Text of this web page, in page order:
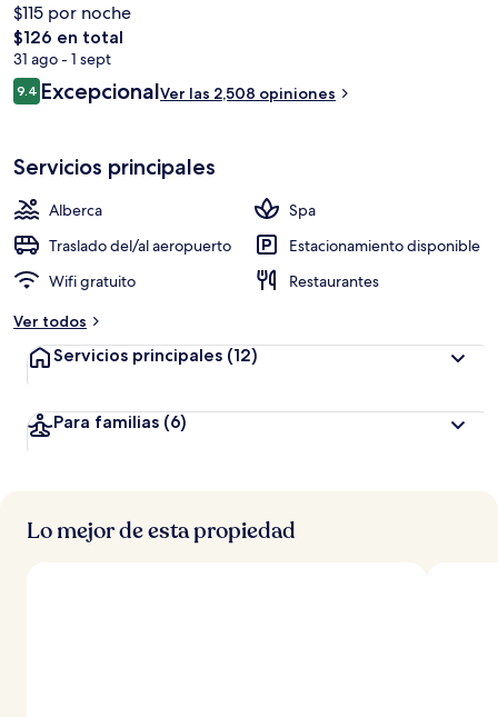
porque está a una corta distancia a pie de algunas opciones de
transporte público: Estación de metro de Osaka Business Park está a
4 minutos y Estación de metro Ōsakajōkōen está a 5 minutos.
$115 por noche
El
precio
total
es
$126 en total
31 ago - 1 sept
Opiniones
9.49.4 de 10,
ExcepcionalVer las 2,508 opiniones
Servicios principales
Alberca
Spa
Traslado del/al aeropuerto
Estacionamiento disponible
Wifi gratuito
Restaurantes
Ver todos
Servicios principales (12)
Para familias (6)
Lo mejor de esta propiedad